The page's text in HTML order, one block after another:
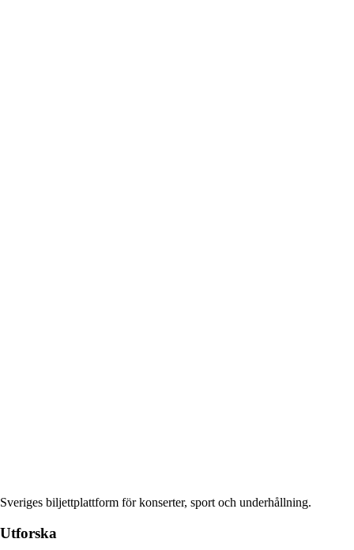
Sveriges biljettplattform för konserter, sport och underhållning.
Utforska